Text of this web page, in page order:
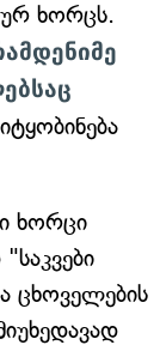
ხორცს.
ხორცი
ცხოველების